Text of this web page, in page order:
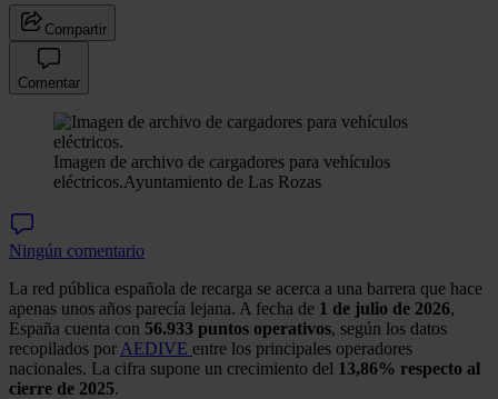
Compartir
Comentar
Imagen de archivo de cargadores para vehículos
eléctricos.Ayuntamiento de Las Rozas
Ningún comentario
La red pública española de recarga se acerca a una barrera que hace
apenas unos años parecía lejana. A fecha de 1 de julio de 2026,
España cuenta con 56.933 puntos operativos, según los datos
recopilados por AEDIVE entre los principales operadores
nacionales. La cifra supone un crecimiento del 13,86% respecto al
cierre de 2025.